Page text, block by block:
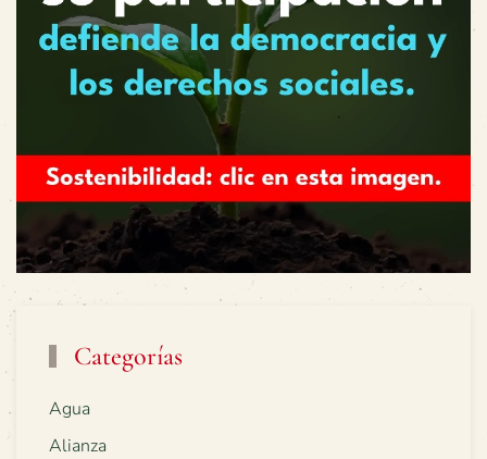
Categorías
Agua
Alianza